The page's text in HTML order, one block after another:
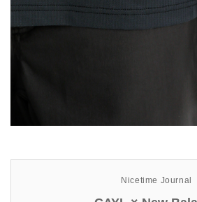
Nicetime Journal